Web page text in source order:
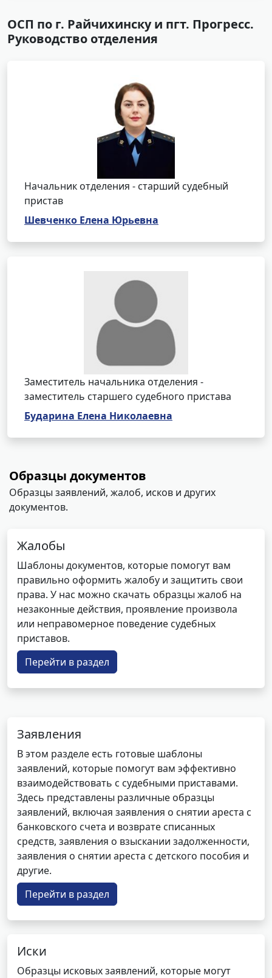
ОСП по г. Райчихинску и пгт. Прогресс.
Руководство отделения
Начальник отделения - старший судебный
пристав
Шевченко Елена Юрьевна
Заместитель начальника отделения -
заместитель старшего судебного пристава
Бударина Елена Николаевна
Образцы документов
Образцы заявлений, жалоб, исков и других
документов.
Жалобы
Шаблоны документов, которые помогут вам
правильно оформить жалобу и защитить свои
права. У нас можно скачать образцы жалоб на
незаконные действия, проявление произвола
или неправомерное поведение судебных
приставов.
Перейти в раздел
Заявления
В этом разделе есть готовые шаблоны
заявлений, которые помогут вам эффективно
взаимодействовать с судебными приставами.
Здесь представлены различные образцы
заявлений, включая заявления о снятии ареста с
банковского счета и возврате списанных
средств, заявления о взыскании задолженности,
заявления о снятии ареста с детского пособия и
другие.
Перейти в раздел
Иски
Образцы исковых заявлений, которые могут